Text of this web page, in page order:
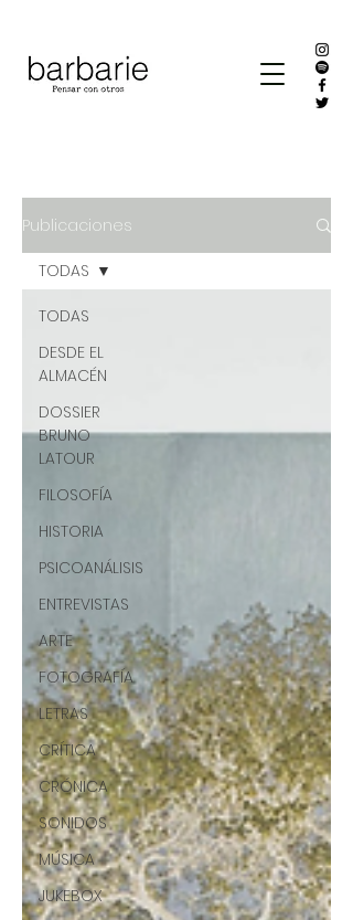
Publicaciones
TODAS
DESDE EL
ALMACÉN
DOSSIER
BRUNO
LATOUR
FILOSOFÍA
HISTORIA
PSICOANÁLISIS
ENTREVISTAS
ARTE
FOTOGRAFÍA
LETRAS
CRÍTICA
CRÓNICA
SONIDOS
MÚSICA
JUKEBOX
TODAS